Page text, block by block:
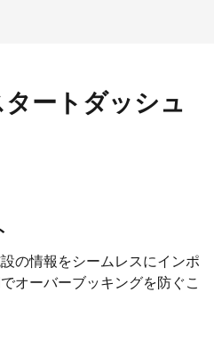
ートダッシュ
の情報をシームレスにインポ
オーバーブッキングを防ぐこ